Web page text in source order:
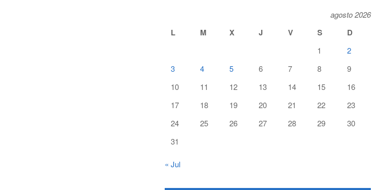
agosto 2026
L M X J V S D
1
2
3
4 5 6 7 8
9
10
11 12 13 14 15
16
17
18 19 20 21 22
23
24
25 26 27 28 29
30
31
« Jul